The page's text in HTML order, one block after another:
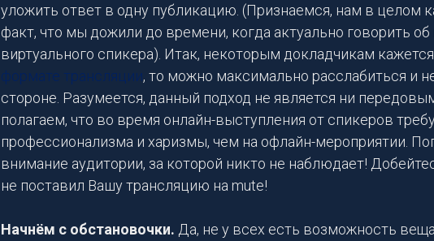
уложить ответ в одну публикацию. (Признаемся, нам в целом
факт, что мы дожили до времени, когда актуально говорить
виртуального спикера). Итак, некоторым докладчикам
формате трансляции, то можно максимально расслабиться и
стороне. Разумеется, данный подход не является ни
полагаем, что во время онлайн-выступления от спикеров
профессионализма и харизмы, чем на офлайн-мероприятии.
внимание аудитории, за которой никто не наблюдает!
не поставил Вашу трансляцию на mute!
Начнём с обстановочки. Да, не у всех есть возможность